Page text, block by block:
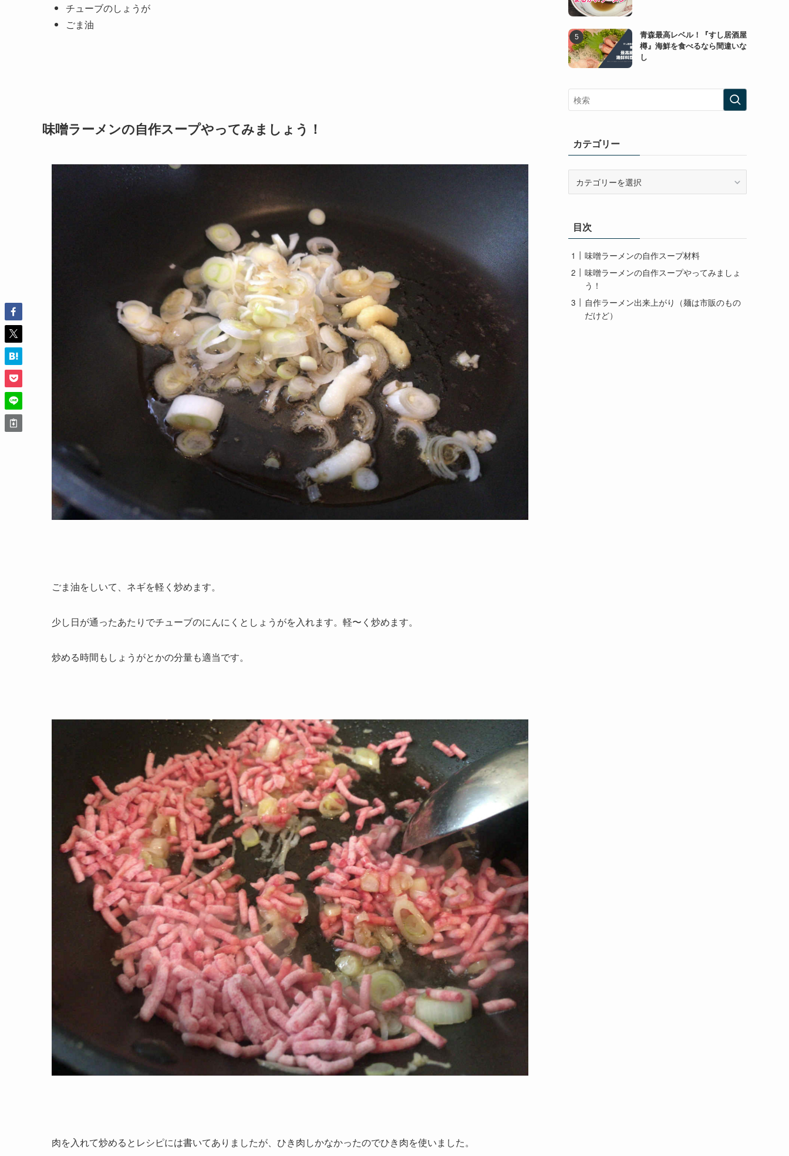
チューブのしょうが
ごま油
味噌ラーメンの自作スープやってみましょう！
ごま油をしいて、ネギを軽く炒めます。
少し日が通ったあたりでチューブのにんにくとしょうがを入れます。軽〜く炒めます。
炒める時間もしょうがとかの分量も適当です。
肉を入れて炒めるとレシピには書いてありましたが、ひき肉しかなかったのでひき肉を使いました。
青森最高レベル！『すし居酒屋
樽』海鮮を食べるなら間違いな
し
カテゴリー
ー目次
味噌ラーメンの自作スープ材料
味噌ラーメンの自作スープやってみましょ
う！
自作ラーメン出来上がり（麺は市販のもの
だけど）